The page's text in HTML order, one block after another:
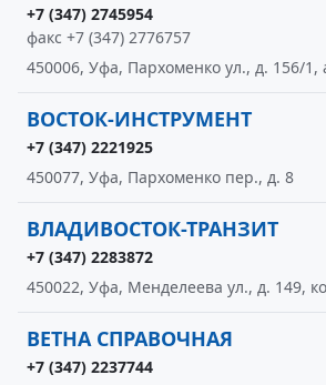
+7 (347) 2745954
факс +7 (347) 2776757
450006, Уфа, Пархоменко ул., д. 156/1,
ВОСТОК-ИНСТРУМЕНТ
+7 (347) 2221925
450077, Уфа, Пархоменко пер., д. 8
ВЛАДИВОСТОК-ТРАНЗИТ
+7 (347) 2283872
450022, Уфа, Менделеева ул., д. 149,
ВЕТНА СПРАВОЧНАЯ
+7 (347) 2237744